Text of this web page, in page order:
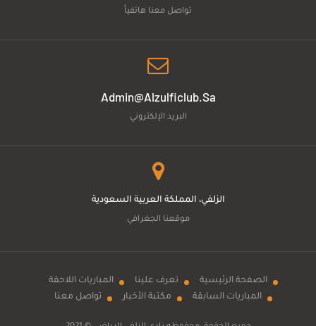
تواصل معنا هاتفياً
Admin@alzulficlub.sa
البريد الإلكتروني
الزلفي، المملكة العربية السعودية
موقعنا الجغرافي
الصفحة الرئيسية تعرف علينا
المباريات اللاحقة
المباريات السابقة
مكتبة الأخبار تواصل معنا